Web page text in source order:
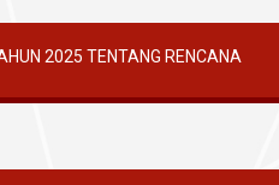
2025 TENTANG RENCANA